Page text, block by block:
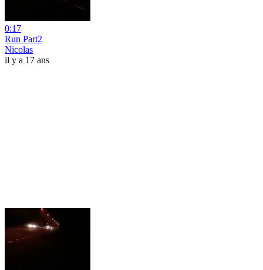
0:17
Run Part2
Nicolas
il y a 17 ans